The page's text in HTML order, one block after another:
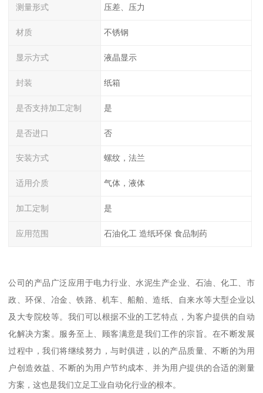
测量形式 压差、压力
材质 不锈钢
显示方式 液晶显示
封装 纸箱
是否支持加工定制 是
是否进口 否
安装方式 螺纹，法兰
适用介质 气体，液体
加工定制 是
应用范围 石油化工 造纸环保 食品制药
公司的产品广泛应用于电力行业、水泥生产企业、石油、化工、市
政、环保、冶金、铁路、机车、船舶、造纸、自来水等大型企业以
及大专院校等。我们可以根据不业的工艺特点，为客户提供的自动
化解决方案。服务至上、顾客满意是我们工作的宗旨。在不断发展
过程中，我们将继续努力，与时俱进，以的产品质量、不断的为用
户创造效益、不断的为用户节约成本、并为用户提供的合适的测量
方案，这也是我们立足工业自动化行业的根本。